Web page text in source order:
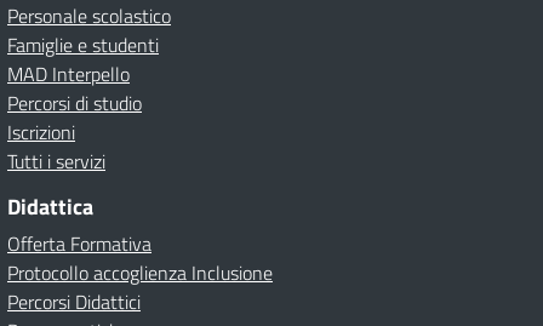
Personale scolastico
Famiglie e studenti
MAD Interpello
Percorsi di studio
Iscrizioni
Tutti i servizi
Didattica
Offerta Formativa
Protocollo accoglienza Inclusione
Percorsi Didattici